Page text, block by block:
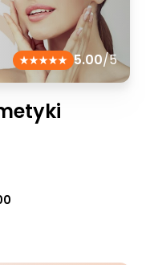
5.00/5